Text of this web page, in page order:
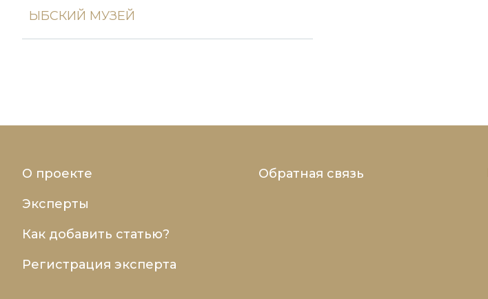
ЫБСКИЙ МУЗЕЙ
О проекте
Эксперты
Как добавить статью?
Регистрация эксперта
Обратная связь